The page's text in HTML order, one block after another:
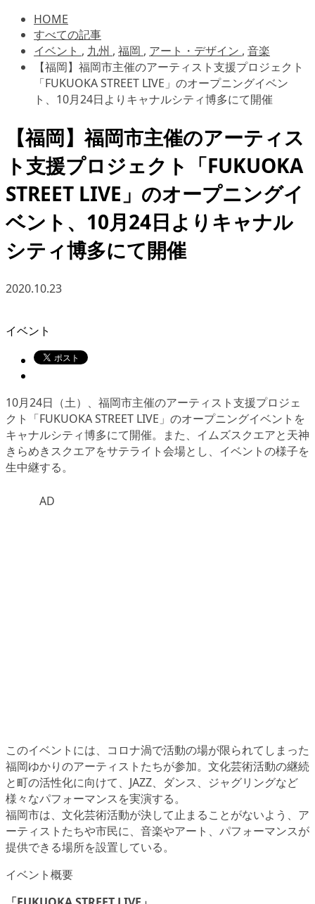
HOME
すべての記事
イベント , 九州 , 福岡 , アート・デザイン , 音楽
【福岡】福岡市主催のアーティスト支援プロジェクト
「FUKUOKA STREET LIVE」のオープニングイベン
ト、10月24日よりキャナルシティ博多にて開催
【福岡】福岡市主催のアーティス
ト支援プロジェクト「FUKUOKA
STREET LIVE」のオープニングイ
ベント、10月24日よりキャナル
シティ博多にて開催
2020.10.23
イベント
10月24日（土）、福岡市主催のアーティスト支援プロジェ
クト 「FUKUOKA STREET LIVE」 のオープニングイベントを
キャナルシティ博多にて開催。また、イムズスクエアと天神
きらめきスクエアをサテライト会場とし、イベントの様子を
生中継する。
AD
このイベントには、コロナ渦で活動の場が限られてしまった
福岡ゆかりのアーティストたちが参加。文化芸術活動の継続
と町の活性化に向けて、JAZZ、ダンス、ジャグリングなど
様々なパフォーマンスを実演する。
福岡市は、文化芸術活動が決して止まることがないよう、ア
ーティストたちや市民に、音楽やアート、パフォーマンスが
提供できる場所を設置している。
イベント概要